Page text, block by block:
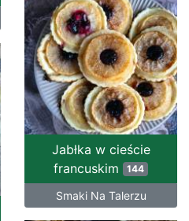
Jabłka w cieście
francuskim 144
Smaki Na Talerzu